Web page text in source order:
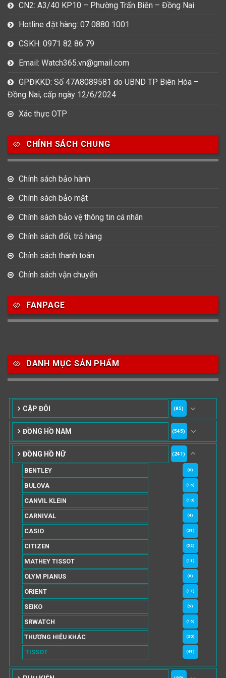
CN2: A3/40 KP10 – Phường Trấn Biên – Đồng Nai
Hotline đặt hàng: 07 0880 1001
CSKH: 0971 82 86 79
Email: Watch365.vn@gmail.com
GPĐKKD: Số 47A8089581 do UBND TP Biên Hòa –
Đồng Nai, cấp ngày 12/6/2024
Xác thực OTP
CHÍNH SÁCH CHUNG
Chính sách bảo hành
Chính sách bảo mật
Chính sách bảo vệ thông tin cá nhân
Chính sách đổi, trả hàng
Chính sách thanh toán
Chính sách vận chuyển
FANPAGE
DANH MỤC SẢN PHẨM
CẶP ĐÔI (85)
ĐỒNG HỒ NAM (545)
ĐỒNG HỒ NỮ (241)
BENTLEY (6)
BULOVA (16)
CANVIL KLEIN (10)
CARNIVAL (4)
CASIO (29)
CITIZEN (52)
MATHEY TISSOT (11)
OLYM PIANUS (6)
ORIENT (17)
SEIKO (5)
SRWATCH (16)
THƯƠNG HIỆU KHÁC (20)
TISSOT (49)